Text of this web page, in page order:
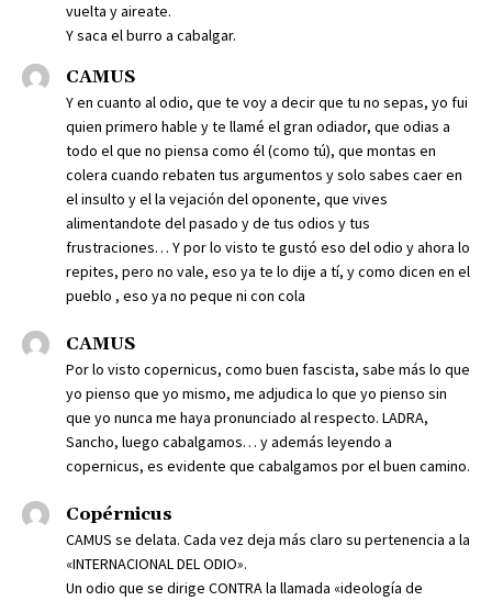
vuelta y aireate.
Y saca el burro a cabalgar.
CAMUS
Y en cuanto al odio, que te voy a decir que tu no sepas, yo fui
quien primero hable y te llamé el gran odiador, que odias a
todo el que no piensa como él (como tú), que montas en
colera cuando rebaten tus argumentos y solo sabes caer en
el insulto y el la vejación del oponente, que vives
alimentandote del pasado y de tus odios y tus
frustraciones… Y por lo visto te gustó eso del odio y ahora lo
repites, pero no vale, eso ya te lo dije a tí, y como dicen en el
pueblo , eso ya no peque ni con cola
CAMUS
Por lo visto copernicus, como buen fascista, sabe más lo que
yo pienso que yo mismo, me adjudica lo que yo pienso sin
que yo nunca me haya pronunciado al respecto. LADRA,
Sancho, luego cabalgamos… y además leyendo a
copernicus, es evidente que cabalgamos por el buen camino.
Copérnicus
CAMUS se delata. Cada vez deja más claro su pertenencia a la
«INTERNACIONAL DEL ODIO».
Un odio que se dirige CONTRA la llamada «ideología de